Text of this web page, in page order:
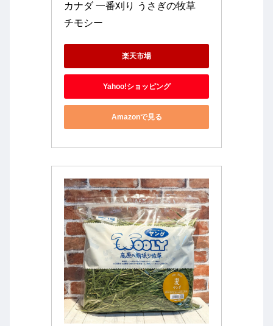
カナダ 一番刈り うさぎの牧草
チモシー
楽天市場
Yahoo!ショッピング
Amazonで見る